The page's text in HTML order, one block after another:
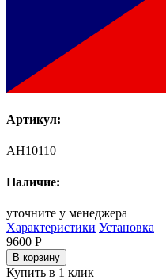
Артикул:
AH10110
Наличие:
уточните у менеджера
Характеристики Установка
9600 Р
В корзину
Купить в 1 клик